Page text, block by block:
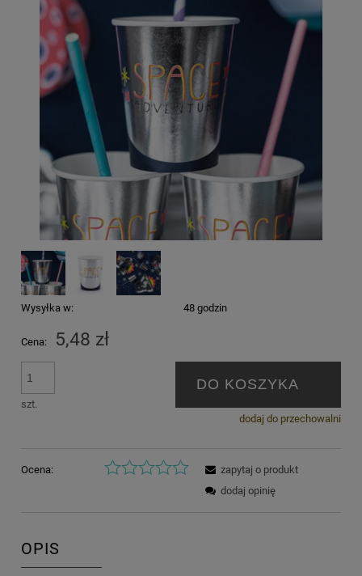
Wysyłka w: 48 godzin
Cena: 5,48 zł
szt.
DO KOSZYKA
dodaj do przechowalni
Ocena:
zapytaj o produkt
dodaj opinię
OPIS